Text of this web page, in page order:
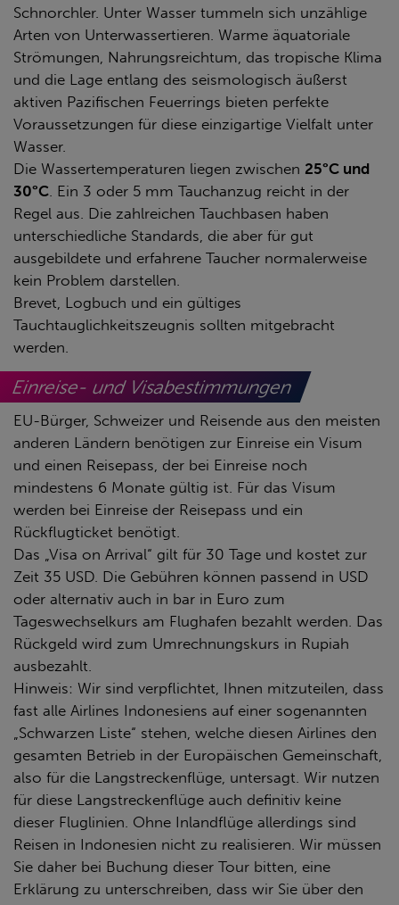
Schnorchler. Unter Wasser tummeln sich unzählige
Arten von Unterwassertieren. Warme äquatoriale
Strömungen, Nahrungsreichtum, das tropische Klima
und die Lage entlang des seismologisch äußerst
aktiven Pazifischen Feuerrings bieten perfekte
Voraussetzungen für diese einzigartige Vielfalt unter
Wasser.
Die Wassertemperaturen liegen zwischen 25°C und
30°C . Ein 3 oder 5 mm Tauchanzug reicht in der
Regel aus. Die zahlreichen Tauchbasen haben
unterschiedliche Standards, die aber für gut
ausgebildete und erfahrene Taucher normalerweise
kein Problem darstellen.
Brevet, Logbuch und ein gültiges
Tauchtauglichkeitszeugnis sollten mitgebracht
werden.
Einreise- und Visabestimmungen
EU-Bürger, Schweizer und Reisende aus den meisten
anderen Ländern benötigen zur Einreise ein Visum
und einen Reisepass, der bei Einreise noch
mindestens 6 Monate gültig ist. Für das Visum
werden bei Einreise der Reisepass und ein
Rückflugticket benötigt.
Das „Visa on Arrival“ gilt für 30 Tage und kostet zur
Zeit 35 USD. Die Gebühren können passend in USD
oder alternativ auch in bar in Euro zum
Tageswechselkurs am Flughafen bezahlt werden. Das
Rückgeld wird zum Umrechnungskurs in Rupiah
ausbezahlt.
Hinweis: Wir sind verpflichtet, Ihnen mitzuteilen, dass
fast alle Airlines Indonesiens auf einer sogenannten
„Schwarzen Liste“ stehen, welche diesen Airlines den
gesamten Betrieb in der Europäischen Gemeinschaft,
also für die Langstreckenflüge, untersagt. Wir nutzen
für diese Langstreckenflüge auch definitiv keine
dieser Fluglinien. Ohne Inlandflüge allerdings sind
Reisen in Indonesien nicht zu realisieren. Wir müssen
Sie daher bei Buchung dieser Tour bitten, eine
Erklärung zu unterschreiben, dass wir Sie über den